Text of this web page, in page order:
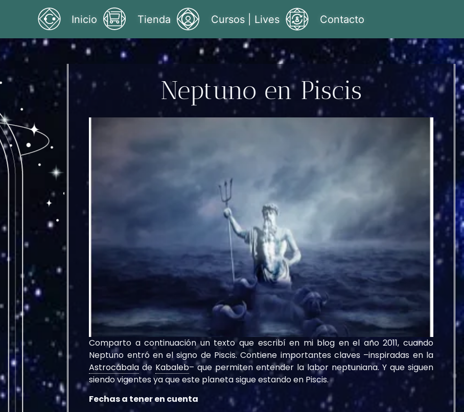
Inicio Tienda Cursos | Lives Contacto
Neptuno en Piscis
Comparto a continuación un texto que escribí en mi blog en el año 2011, cuando
Neptuno entró en el signo de Piscis. Contiene importantes claves –inspiradas en la
Astrocábala de Kabaleb– que permiten entender la labor neptuniana. Y que siguen
siendo vigentes ya que este planeta sigue estando en Piscis.
Fechas a tener en cuenta